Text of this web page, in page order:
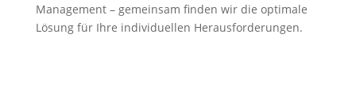
Management – gemeinsam finden wir die optimale
Lösung für Ihre individuellen Herausforderungen.